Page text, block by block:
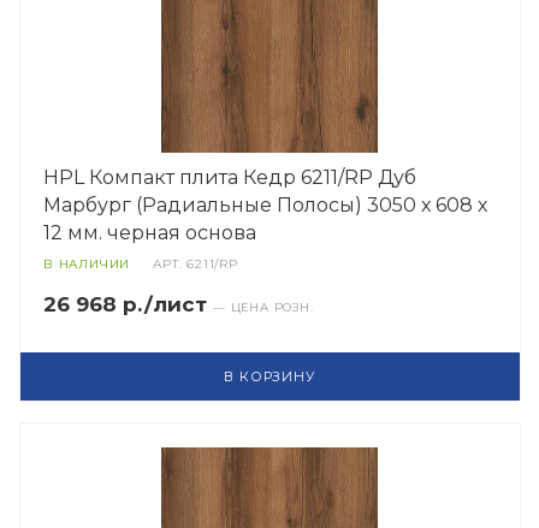
HPL Компакт плита Кедр 6211/RP Дуб
Марбург (Радиальные Полосы) 3050 х 608 х
12 мм. черная основа
В НАЛИЧИИ АРТ.6211/RP
26 968 р./лист — ЦЕНА РОЗН.
В КОРЗИНУ